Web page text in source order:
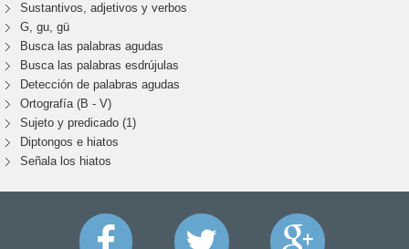
Sustantivos, adjetivos y verbos
G, gu, gü
Busca las palabras agudas
Busca las palabras esdrújulas
Detección de palabras agudas
Ortografía (B - V)
Sujeto y predicado (1)
Diptongos e hiatos
Señala los hiatos